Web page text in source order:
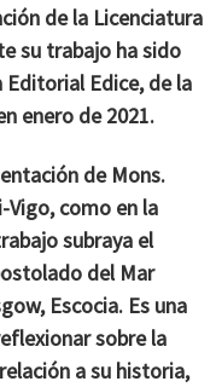
de la Licenciatura
su trabajo ha sido
Edice, de la
enero de 2021.
de Mons.
Vigo, como en la
subraya el
del Mar
Escocia. Es una
sobre la
a su historia,